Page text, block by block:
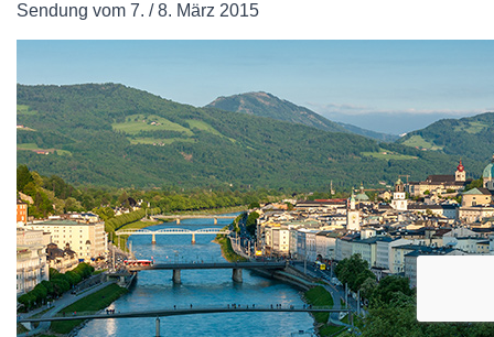
Sendung vom 7. / 8. März 2015